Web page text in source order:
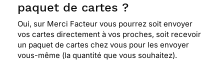
paquet de cartes ?
Oui, sur Merci Facteur vous pourrez soit envoyer
vos cartes directement à vos proches, soit recevoir
un paquet de cartes chez vous pour les envoyer
vous-même (la quantité que vous souhaitez).